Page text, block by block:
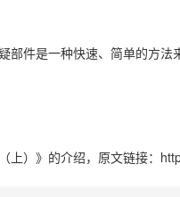
件是一种快速、简单的方法
上）》 的介绍，原文链接：